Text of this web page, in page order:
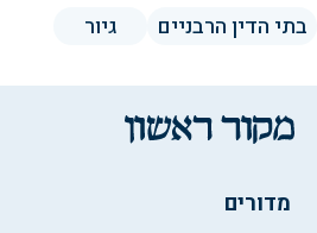
בתי הדין הרבניים גיור
מדורים